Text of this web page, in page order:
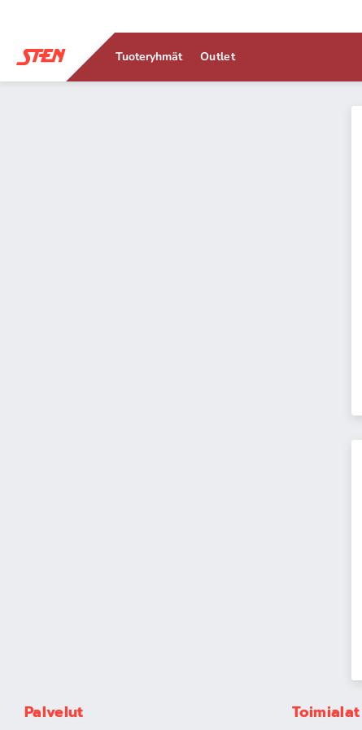
Tuoteryhmät Outlet
Palvelut Toimialat